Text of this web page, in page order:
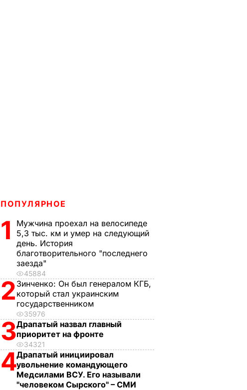
ПОПУЛЯРНОЕ
1
Мужчина проехал на велосипеде
5,3 тыс. км и умер на следующий
день. История
благотворительного "последнего
заезда"
45884
2 Зинченко: Он был генералом КГБ,
который стал украинским
государственником
35976
3Драпатый назвал главный
приоритет на фронте
34321
4Драпатый инициировал
увольнение командующего
Медсилами ВСУ. Его называли
"человеком Сырского" – СМИ